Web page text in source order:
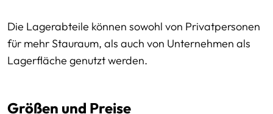
Die Lagerabteile können sowohl von Privatpersonen
für mehr Stauraum, als auch von Unternehmen als
Lagerfläche genutzt werden.
Größen und Preise